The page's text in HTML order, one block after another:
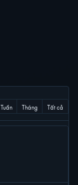
Tuần Tháng Tất cả